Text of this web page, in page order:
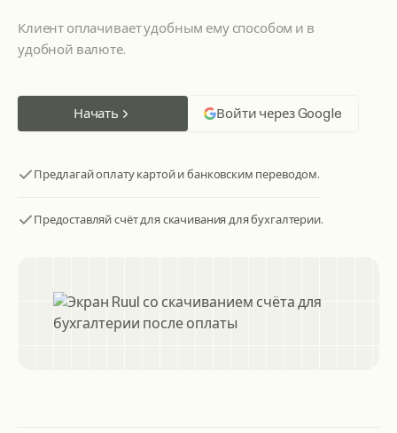
Клиент оплачивает удобным ему способом и в
удобной валюте.
Начать Войти через Google
Предлагай оплату картой и банковским переводом.
Предоставляй счёт для скачивания для бухгалтерии.